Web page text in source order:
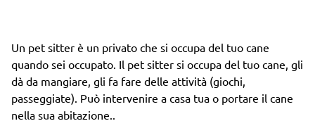
Un pet sitter è un privato che si occupa del tuo cane
quando sei occupato. Il pet sitter si occupa del tuo cane, gli
dà da mangiare, gli fa fare delle attività (giochi,
passeggiate). Può intervenire a casa tua o portare il cane
nella sua abitazione..